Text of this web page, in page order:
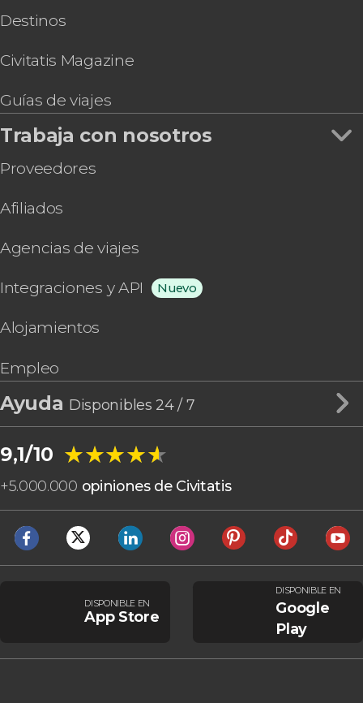
Destinos
Civitatis Magazine
Guías de viajes
Trabaja con nosotros
Proveedores
Afiliados
Agencias de viajes
Integraciones y API Nuevo
Alojamientos
Empleo
Ayuda Disponibles 24 / 7
9,1/10 ★★★★★
★★★★★
+5.000.000 opiniones de Civitatis
DISPONIBLE EN
App Store
DISPONIBLE EN
Google
Play